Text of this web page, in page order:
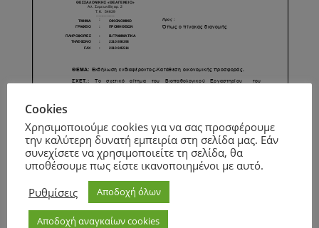
Cookies
Χρησιμοποιούμε cookies για να σας προσφέρουμε
την καλύτερη δυνατή εμπειρία στη σελίδα μας. Εάν
συνεχίσετε να χρησιμοποιείτε τη σελίδα, θα
υποθέσουμε πως είστε ικανοποιημένοι με αυτό.
Ρυθμίσεις
Αποδοχή όλων
Αποδοχή αναγκαίων cookies